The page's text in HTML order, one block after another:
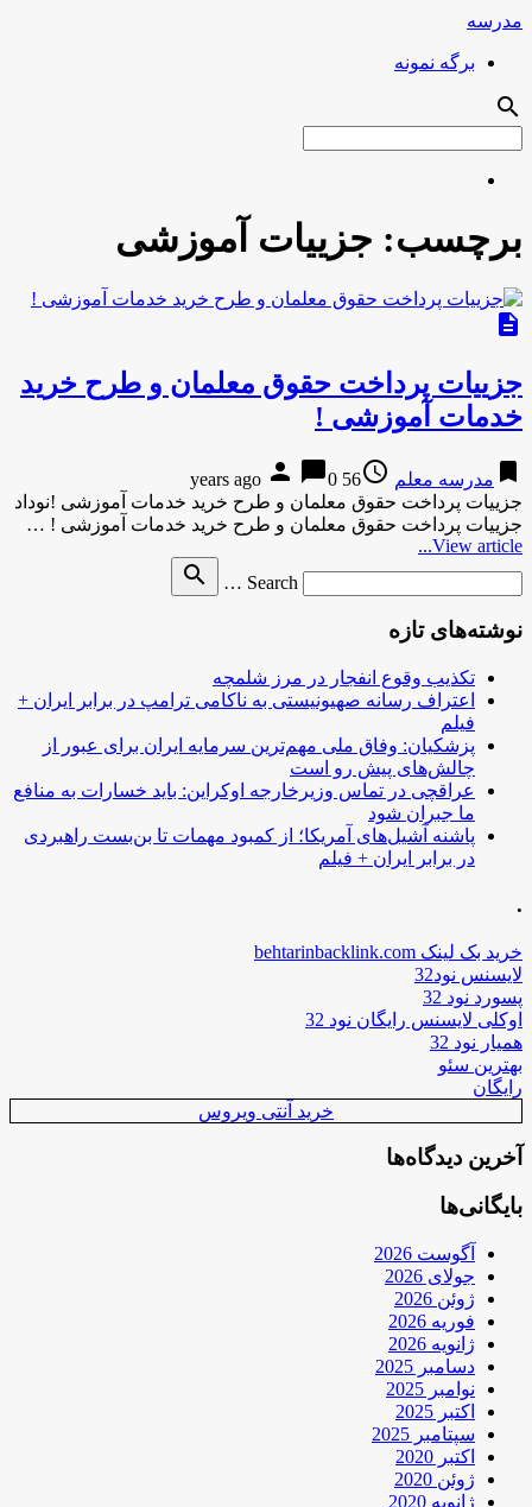
مدرسه
برگه نمونه
search
برچسب: جزییات آموزشی
description
جزییات پرداخت حقوق معلمان و طرح خرید
خدمات آموزشی !
bookmark مدرسه معلم access_time
56 years ago
person chat_bubble0
جزییات پرداخت حقوق معلمان و طرح خرید خدمات آموزشی !نوداد
جزییات پرداخت حقوق معلمان و طرح خرید خدمات آموزشی ! …
View article...
Search …
search
نوشته‌های تازه
تکذیب وقوع انفجار در مرز شلمچه
اعتراف رسانه صهیونیستی به ناکامی ترامپ در برابر ایران +
فیلم
پزشکیان: وفاق ملی مهم‌ترین سرمایه ایران برای عبور از
چالش‌های پیش رو است
عراقچی در تماس وزیرخارجه اوکراین: باید خسارات به منافع
ما جبران شود
پاشنه آشیل‌های آمریکا؛ از کمبود مهمات تا بن‌بست راهبردی
در برابر ایران + فیلم
.
خرید بک لینک behtarinbacklink.com
لایسنس نود32
پسورد نود 32
اوکلی لایسنس رایگان نود 32
همیار نود 32
بهترین سئو
رایگان
خرید آنتی ویروس
آخرین دیدگاه‌ها
بایگانی‌ها
آگوست 2026
جولای 2026
ژوئن 2026
فوریه 2026
ژانویه 2026
دسامبر 2025
نوامبر 2025
اکتبر 2025
سپتامبر 2025
اکتبر 2020
ژوئن 2020
ژانویه 2020